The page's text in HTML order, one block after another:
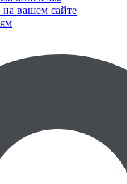
вашем сайте